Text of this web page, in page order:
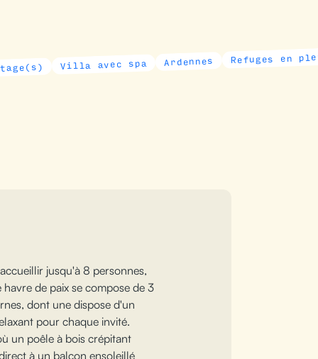
Villa avec spa Ardennes Refuges en pleine
jusqu'à 8 personnes,
de paix se compose de 3
dont une dispose d'un
pour chaque invité.
un poêle à bois crépitant
à un balcon ensoleillé